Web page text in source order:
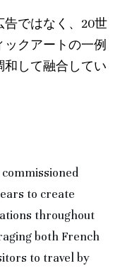
ではなく、20世
クアートの一例
して融合してい
to create
throughout
both French
to travel by